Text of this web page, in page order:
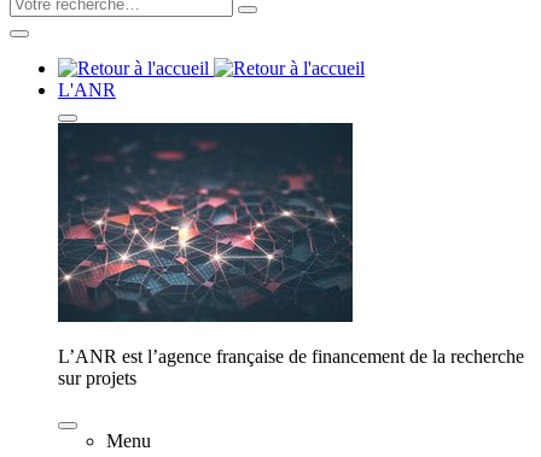
L'ANR
L’ANR est l’agence française de financement de la recherche
sur projets
Menu